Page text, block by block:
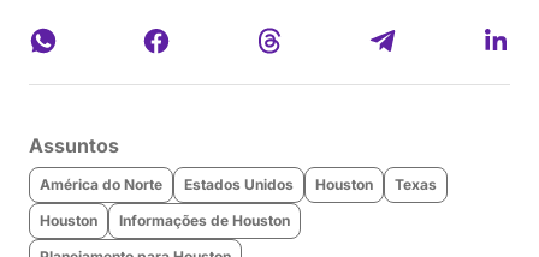
Assuntos
América do Norte Estados Unidos Houston
Texas
Houston
Informações de Houston